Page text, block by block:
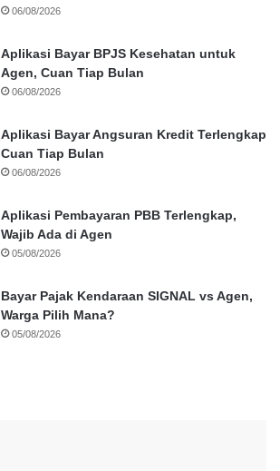
06/08/2026
Aplikasi Bayar BPJS Kesehatan untuk
Agen, Cuan Tiap Bulan
06/08/2026
Aplikasi Bayar Angsuran Kredit Terlengkap
Cuan Tiap Bulan
06/08/2026
Aplikasi Pembayaran PBB Terlengkap,
Wajib Ada di Agen
05/08/2026
Bayar Pajak Kendaraan SIGNAL vs Agen,
Warga Pilih Mana?
05/08/2026